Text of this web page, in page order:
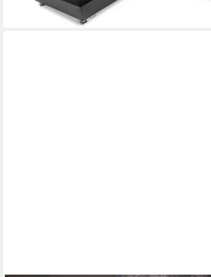
lieferbar - in 5-6 Werktagen bei dir